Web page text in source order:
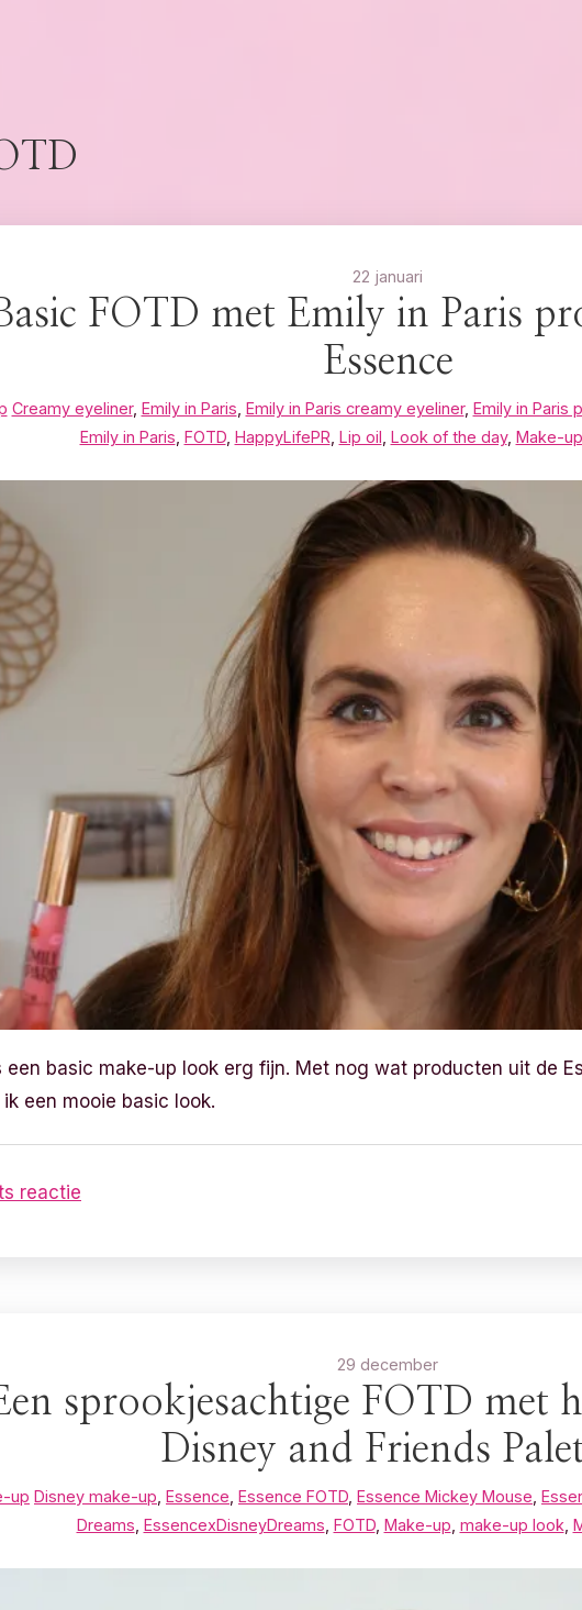
22 januari
FOTD met Emily in Paris
Essence
Creamy eyeliner, Emily in Paris Emily in Paris creamy eyeliner, Emily in Paris
Emily in Paris FOTD, HappyLifePR Lip oil Look of the day, Make-up
een basic make-up look erg fijn. Met nog wat producten uit de
een mooie basic look.
reactie
29 december
sprookjesachtige FOTD met
Disney and Friends
up Disney make-up Essence Essence FOTD Essence Mickey Mouse
Dreams EssencexDisneyDreams FOTD, Make-up make-up look